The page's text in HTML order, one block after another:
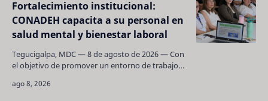
Fortalecimiento institucional:
CONADEH capacita a su personal en
salud mental y bienestar laboral
Tegucigalpa, MDC — 8 de agosto de 2026 — Con
el objetivo de promover un entorno de trabajo
impartir h…